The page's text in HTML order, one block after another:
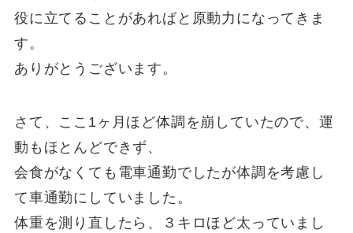
役に立てることがあればと原動力になってきま
す。
ありがとうございます。
さて、ここ1ヶ月ほど体調を崩していたので、運
動もほとんどできず、
会食がなくても電車通勤でしたが体調を考慮し
て車通勤にしていました。
体重を測り直したら、３キロほど太っていまし